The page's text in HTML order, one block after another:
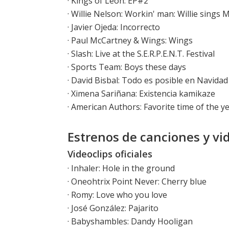
· Willie Nelson: Workin' man: Willie sings
· Javier Ojeda: Incorrecto
· Paul McCartney & Wings: Wings
· Slash: Live at the S.E.R.P.E.N.T. Festival
· Sports Team: Boys these days
· David Bisbal: Todo es posible en Navidad
· Ximena Sariñana: Existencia kamikaze
· American Authors: Favorite time of the
Estrenos de canciones y
Videoclips oficiales
· Inhaler: Hole in the ground
· Oneohtrix Point Never: Cherry blue
· Romy: Love who you love
· José González: Pajarito
· Babyshambles: Dandy Hooligan